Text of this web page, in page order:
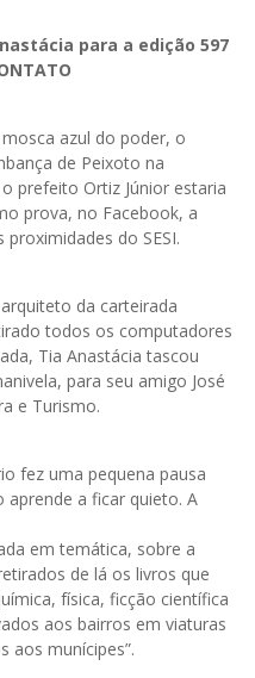
para a edição 597
azul do poder, o
de Peixoto na
prefeito Ortiz Júnior estaria
prova, no Facebook, a
do SESI.
da carteirada
todos os computadores
Tia Anastácia tascou
para seu amigo José
e Turismo.
fez uma pequena pausa
aprende a ficar quieto. A
em temática, sobre a
de lá os livros que
física, ficção científica
aos bairros em viaturas
aos munícipes”.